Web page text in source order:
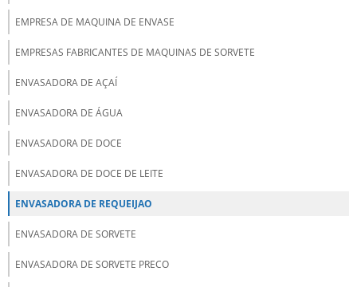
EMPRESA DE MAQUINA DE ENVASE
EMPRESAS FABRICANTES DE MAQUINAS DE SORVETE
ENVASADORA DE AÇAÍ
ENVASADORA DE ÁGUA
ENVASADORA DE DOCE
ENVASADORA DE DOCE DE LEITE
ENVASADORA DE REQUEIJAO
ENVASADORA DE SORVETE
ENVASADORA DE SORVETE PRECO